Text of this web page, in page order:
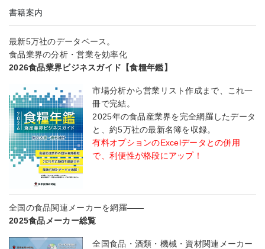
書籍案内
最新5万社のデータベース。
食品業界の分析・営業を効率化
2026食品業界ビジネスガイド【食糧年鑑】
市場分析から営業リスト作成まで、これ一
冊で完結。
2025年の食品産業界を完全網羅したデータ
と、約5万社の最新名簿を収録。
有料オプションのExcelデータとの併用
で、利便性が格段にアップ！
全国の食品関連メーカーを網羅――
2025食品メーカー総覧
全国食品・酒類・機械・資材関連メーカー